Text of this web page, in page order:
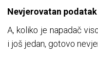
Nevjerovatan podatak
A, koliko je napadač
i još jedan, gotovo